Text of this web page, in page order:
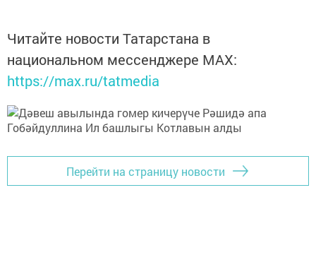
Читайте новости Татарстана в
национальном мессенджере MАХ:
https://max.ru/tatmedia
Перейти на страницу новости